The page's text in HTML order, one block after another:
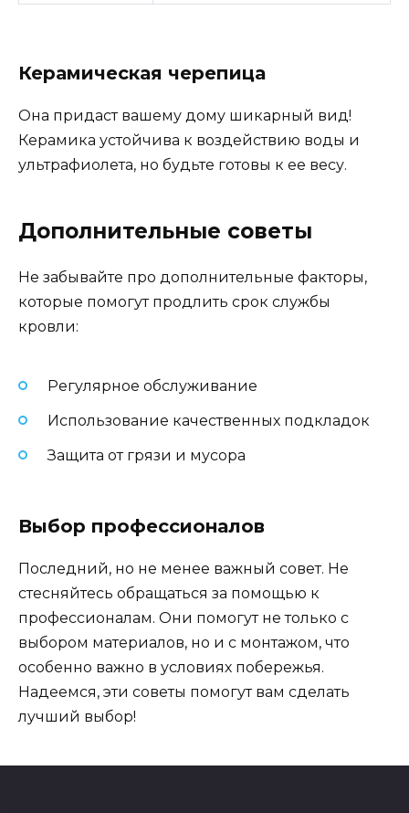
Керамическая черепица
Она придаст вашему дому шикарный вид!
Керамика устойчива к воздействию воды и
ультрафиолета, но будьте готовы к ее весу.
Дополнительные советы
Не забывайте про дополнительные факторы,
которые помогут продлить срок службы
кровли:
Регулярное обслуживание
Использование качественных подкладок
Защита от грязи и мусора
Выбор профессионалов
Последний, но не менее важный совет. Не
стесняйтесь обращаться за помощью к
профессионалам. Они помогут не только с
выбором материалов, но и с монтажом, что
особенно важно в условиях побережья.
Надеемся, эти советы помогут вам сделать
лучший выбор!